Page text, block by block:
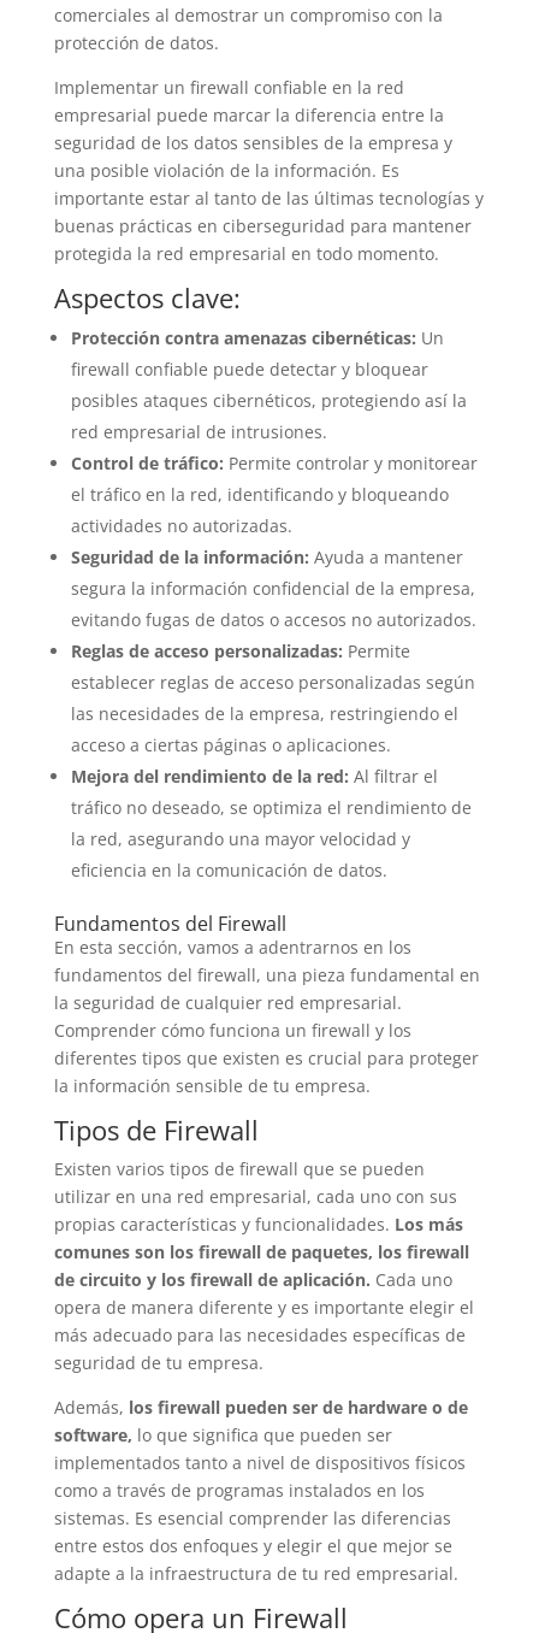
comerciales al demostrar un compromiso con la
protección de datos.
Implementar un firewall confiable en la red
empresarial puede marcar la diferencia entre la
seguridad de los datos sensibles de la empresa y
una posible violación de la información. Es
importante estar al tanto de las últimas tecnologías y
buenas prácticas en ciberseguridad para mantener
protegida la red empresarial en todo momento.
Aspectos clave:
Protección contra amenazas cibernéticas: Un
firewall confiable puede detectar y bloquear
posibles ataques cibernéticos, protegiendo así la
red empresarial de intrusiones.
Control de tráfico: Permite controlar y monitorear
el tráfico en la red, identificando y bloqueando
actividades no autorizadas.
Seguridad de la información: Ayuda a mantener
segura la información confidencial de la empresa,
evitando fugas de datos o accesos no autorizados.
Reglas de acceso personalizadas: Permite
establecer reglas de acceso personalizadas según
las necesidades de la empresa, restringiendo el
acceso a ciertas páginas o aplicaciones.
Mejora del rendimiento de la red: Al filtrar el
tráfico no deseado, se optimiza el rendimiento de
la red, asegurando una mayor velocidad y
eficiencia en la comunicación de datos.
Fundamentos del Firewall
En esta sección, vamos a adentrarnos en los
fundamentos del firewall, una pieza fundamental en
la seguridad de cualquier red empresarial.
Comprender cómo funciona un firewall y los
diferentes tipos que existen es crucial para proteger
la información sensible de tu empresa.
Tipos de Firewall
Existen varios tipos de firewall que se pueden
utilizar en una red empresarial, cada uno con sus
propias características y funcionalidades. Los más
comunes son los firewall de paquetes, los firewall
de circuito y los firewall de aplicación. Cada uno
opera de manera diferente y es importante elegir el
más adecuado para las necesidades específicas de
seguridad de tu empresa.
Además, los firewall pueden ser de hardware o de
software, lo que significa que pueden ser
implementados tanto a nivel de dispositivos físicos
como a través de programas instalados en los
sistemas. Es esencial comprender las diferencias
entre estos dos enfoques y elegir el que mejor se
adapte a la infraestructura de tu red empresarial.
Cómo opera un Firewall